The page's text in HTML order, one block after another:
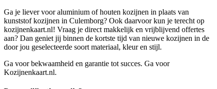
Ga je liever voor aluminium of houten kozijnen in plaats van
kunststof kozijnen in Culemborg? Ook daarvoor kun je terecht op
kozijnenkaart.nl! Vraag je direct makkelijk en vrijblijvend offertes
aan? Dan geniet jij binnen de kortste tijd van nieuwe kozijnen in de
door jou geselecteerde soort materiaal, kleur en stijl.
Ga voor bekwaamheid en garantie tot succes. Ga voor
Kozijnenkaart.nl.